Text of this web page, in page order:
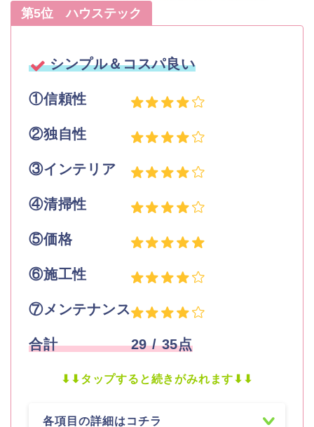
第5位 ハウステック
シンプル＆コスパ良い
①信頼性
②独自性
③インテリア
④清掃性
⑤価格
⑥施工性
⑦メンテナンス
合計 29/ 35点
⬇︎⬇︎タップすると続きがみれます⬇︎⬇︎
各項目の詳細はコチラ